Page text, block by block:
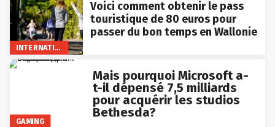
INTERNATIONAL
Voici comment obtenir le pass
touristique de 80 euros pour
passer du bon temps en Wallonie
GAMING
Mais pourquoi Microsoft a-
t-il dépensé 7,5 milliards
pour acquérir les studios
Bethesda?